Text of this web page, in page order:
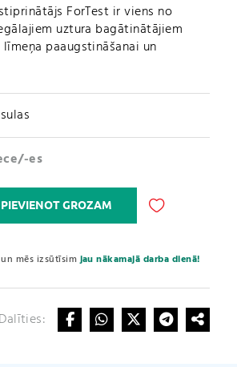
ForTest ir viens no
uztura bagātinātājiem
paaugstināšanai un
es
PIEVIENOT GROZAM
un mēs izsūtīsimjau nākamajā darba dienā!
e
r
n
Dalīties: